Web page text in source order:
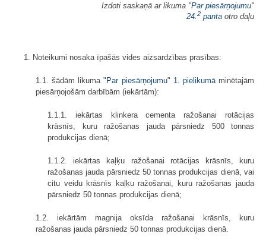
Izdoti saskaņā ar likuma "Par piesārņojumu"
24.2 panta otro daļu
1. Noteikumi nosaka īpašās vides aizsardzības prasības:
1.1. šādām likuma " Par piesārņojumu" 1. pielikumāminētajām
piesārņojošām darbībām (iekārtām):
1.1.1. iekārtas klinkera cementa ražošanai rotācijas
krāsnīs, kuru ražošanas jauda pārsniedz 500 tonnas
produkcijas dienā;
1.1.2. iekārtas kaļķu ražošanai rotācijas krāsnīs, kuru
ražošanas jauda pārsniedz 50 tonnas produkcijas dienā, vai
citu veidu krāsnīs kaļķu ražošanai, kuru ražošanas jauda
pārsniedz 50 tonnas produkcijas dienā;
1.2. iekārtām magnija oksīda ražošanai krāsnīs, kuru
ražošanas jauda pārsniedz 50 tonnas produkcijas dienā.